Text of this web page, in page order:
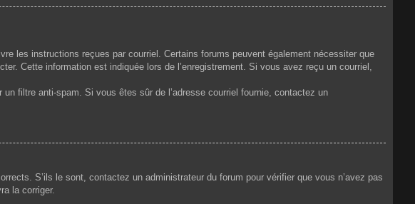
les instructions reçues par courriel. Certains forums peuvent également nécessiter que
Cette information est indiquée lors de l’enregistrement. Si vous avez reçu un courriel,
filtre anti-spam. Si vous êtes sûr de l’adresse courriel fournie, contactez un
S’ils le sont, contactez un administrateur du forum pour vérifier que vous n’avez pas
la corriger.